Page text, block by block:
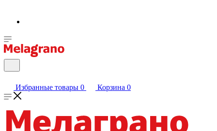
Избранные товары 0 Корзина 0